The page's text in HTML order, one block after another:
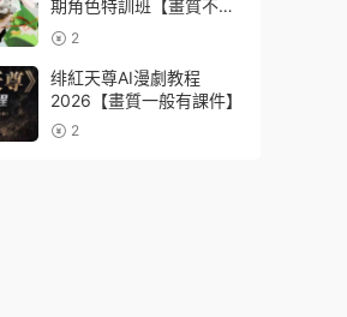
期角色特訓班【畫質不錯
隻有視頻】
2
绯紅天尊AI漫劇教程
2026【畫質一般有課件】
2